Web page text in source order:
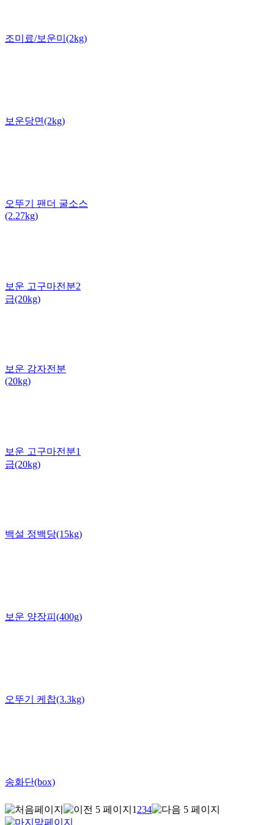
조미료/보운미(2kg)
보운당면(2kg)
오뚜기 팬더 굴소스
(2.27kg)
보운 고구마전분2
급(20kg)
보운 감자전분
(20kg)
보운 고구마전분1
급(20kg)
백설 정백당(15kg)
보운 양장피(400g)
오뚜기 케찹(3.3kg)
송화단(box)
1 234